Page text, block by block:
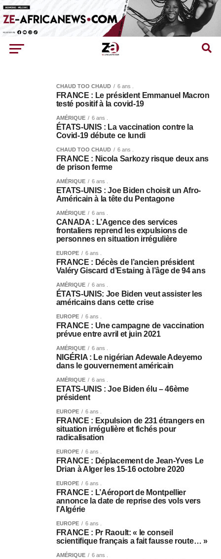
CHAUD TOO CHAUD 6 ans .
FRANCE : Le président Emmanuel Macron
testé positif à la covid-19
AMÉRIQUE 6 ans .
ÉTATS-UNIS : La vaccination contre la
Covid-19 débute ce lundi
CHAUD TOO CHAUD 6 ans .
FRANCE : Nicola Sarkozy risque deux ans
de prison ferme
AMÉRIQUE 6 ans .
ETATS-UNIS : Joe Biden choisit un Afro-
Américain à la tête du Pentagone
AMÉRIQUE 6 ans .
CANADA : L’Agence des services
frontaliers reprend les expulsions de
personnes en situation irrégulière
EUROPE 6 ans .
FRANCE : Décès de l’ancien président
Valéry Giscard d’Estaing à l’âge de 94 ans
AMÉRIQUE 6 ans .
ÉTATS-UNIS: Joe Biden veut assister les
américains dans cette crise
EUROPE 6 ans .
FRANCE : Une campagne de vaccination
prévue entre avril et juin 2021
AMÉRIQUE 6 ans .
NIGÉRIA : Le nigérian Adewale Adeyemo
dans le gouvernement américain
AMÉRIQUE 6 ans .
ETATS-UNIS : Joe Biden élu – 46ème
président
EUROPE 6 ans .
FRANCE : Expulsion de 231 étrangers en
situation irrégulière et fichés pour
radicalisation
EUROPE 6 ans .
FRANCE : Déplacement de Jean-Yves Le
Drian à Alger les 15-16 octobre 2020
EUROPE 6 ans .
FRANCE : L’Aéroport de Montpellier
annonce la date de reprise des vols vers
l’Algérie
EUROPE 6 ans .
FRANCE : Pr Raoult: « le conseil
scientifique français a fait fausse route… »
AMÉRIQUE 6 ans .